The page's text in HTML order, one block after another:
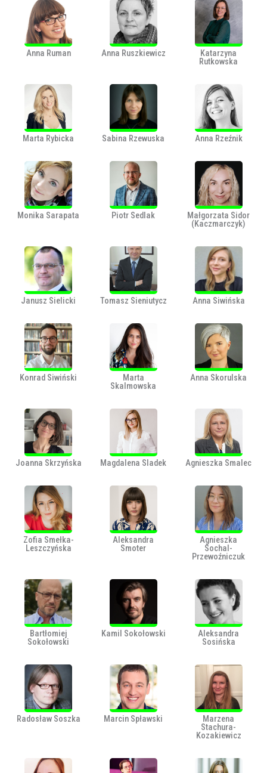
Anna Ruman Anna Ruszkiewicz
Katarzyna
Rutkowska
Marta Rybicka Sabina Rzewuska Anna Rzeźnik
Monika Sarapata Piotr Sedlak
Małgorzata Sidor
(Kaczmarczyk)
Janusz Sielicki Tomasz Sieniutycz Anna Siwińska
Konrad Siwiński
Marta
Skalmowska
Anna Skorulska
Joanna Skrzyńska Magdalena Sladek Agnieszka Smalec
Zofia Smełka-
Leszczyńska
Aleksandra
Smoter
Agnieszka
Sochal-
Przewoźniczuk
Bartłomiej
Sokołowski
Kamil Sokołowski
Aleksandra
Sosińska
Radosław Soszka Marcin Spławski
Marzena
Stachura-
Kozakiewicz